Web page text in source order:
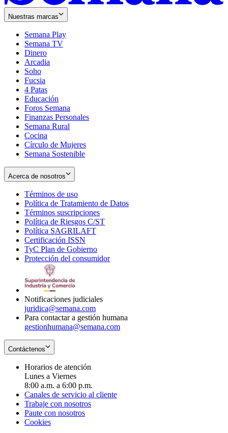
Nuestras marcas
Semana Play
Semana TV
Dinero
Arcadia
Soho
in
new
window
Fucsia
in
new
window
4 Patas
Educación
Foros Semana
Finanzas Personales
Semana Rural
Cocina
Círculo de Mujeres
Semana Sostenible
Acerca de nosotros
Términos de uso
in
new
window
Política de Tratamiento de Datos
Términos suscripciones
in
Política de Riesgos C/ST
Política SAGRILAFT
new
window
Certificación ISSN
in
new
TyC Plan de Gobierno
in
Protección del consumidorOpens
Notificaciones judiciales
juridica@semana.com
Para contactar a gestión humana
gestionhumana@semana.com
Contáctenos
Horarios de atención
Lunes a Viernes
8:00 a.m. a 6:00 p.m.
Canales de servicio al cliente
Trabaje con nosotros
Paute con nosotros
Cookies